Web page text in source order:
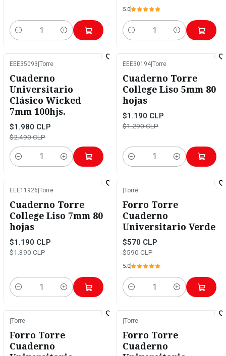
Cantidad
5.0
Cantidad
EEE35093 Torre
Cuaderno
Universitario
Clásico Wicked
7mm 100hjs.
$1.980 CLP
$2.490 CLP
Cantidad
EEE30194 Torre
Cuaderno Torre
College Liso 5mm 80
hojas
$1.190 CLP
$1.290 CLP
Cantidad
EEE11926 Torre
Cuaderno Torre
College Liso 7mm 80
hojas
$1.190 CLP
$1.390 CLP
Cantidad
Torre
Forro Torre
Cuaderno
Universitario Verde
$570 CLP
$590 CLP
5.0
Cantidad
Torre
Forro Torre
Cuaderno
Torre
Forro Torre
Cuaderno